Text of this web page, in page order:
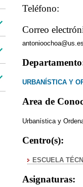
Teléfono:
Correo
antonioochoa@us.es
URBANÍSTICA Y
Area de
Urbanística y
Centro(s):
ESCUELA
Asignaturas: